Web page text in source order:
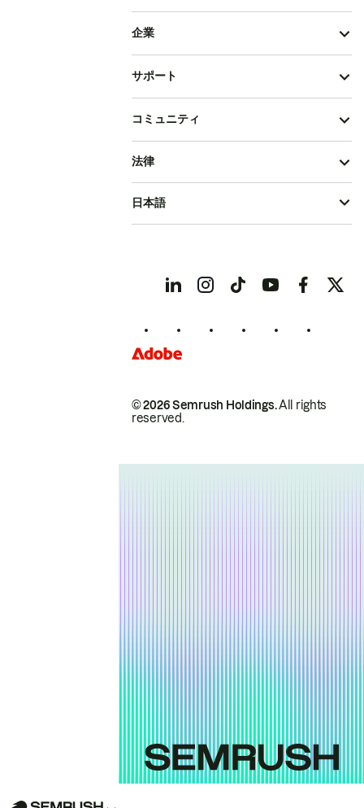
企業
サポート
コミュニティ
© 2026 Semrush Holdings.All rights
reserved.
法律
日本語